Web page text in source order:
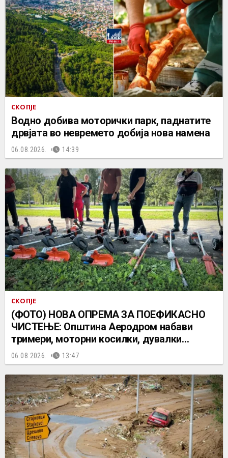
СКОПЈЕ
Водно добива моторички парк, паднатите
дрвјата во невремето добија нова намена
06.08.2026. 14:39
СКОПЈЕ
(ФОТО) НОВА ОПРЕМА ЗА ПОЕФИКАСНО
ЧИСТЕЊЕ: Општина Аеродром набави
тримери, моторни косилки, дувалки…
06.08.2026. 13:47